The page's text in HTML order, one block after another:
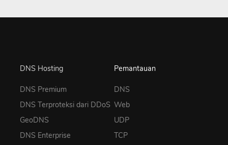
DNS Hosting
DNS Premium
DNS Terproteksi dari DDoS
GeoDNS
DNS Enterprise
Pemantauan
DNS
Web
UDP
TCP